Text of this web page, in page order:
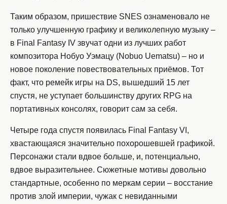
Таким образом, пришествие SNES ознаменовало не
только улучшенную графику и великолепную музыку –
в Final Fantasy IV звучат одни из лучших работ
композитора Нобуо Уэмацу (Nobuo Uematsu) – но и
новое поколение повествовательных приёмов. Тот
факт, что ремейк игры на DS, вышедший 15 лет
спустя, не уступает большинству других RPG на
портативных консолях, говорит сам за себя.
Четыре года спустя появилась Final Fantasy VI,
хвастающаяся значительно похорошевшей графикой.
Персонажи стали вдвое больше, и, потенциально,
вдвое выразительнее. Сюжетные мотивы довольно
стандартные, особенно по меркам серии – восстание
против злой империи, чужак с невиданными